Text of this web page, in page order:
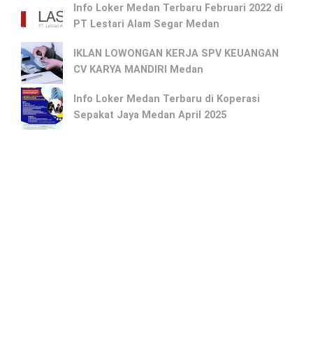
Info Loker Medan Terbaru Februari 2022 di
PT Lestari Alam Segar Medan
IKLAN LOWONGAN KERJA SPV KEUANGAN
CV KARYA MANDIRI Medan
Info Loker Medan Terbaru di Koperasi
Sepakat Jaya Medan April 2025